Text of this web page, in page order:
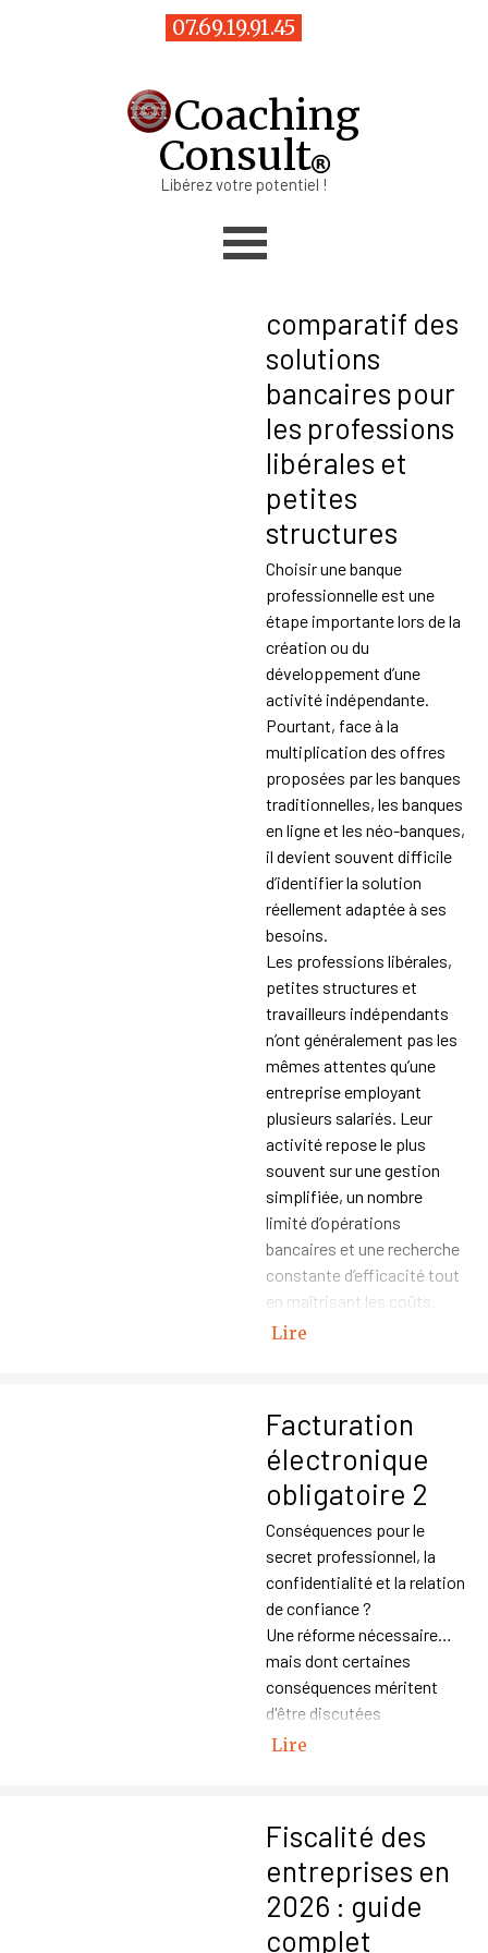
07.69.19.91.45
Coaching
Consult
Libérez votre potentiel !
comparatif des
solutions
bancaires pour
les professions
libérales et
petites
structures
Choisir une banque
professionnelle est une
étape importante lors de la
création ou du
développement d’une
activité indépendante.
Pourtant, face à la
multiplication des offres
proposées par les banques
traditionnelles, les banques
en ligne et les néo-banques,
il devient souvent difficile
d’identifier la solution
réellement adaptée à ses
besoins.
Les professions libérales,
petites structures et
travailleurs indépendants
n’ont généralement pas les
mêmes attentes qu’une
entreprise employant
plusieurs salariés. Leur
activité repose le plus
souvent sur une gestion
simplifiée, un nombre
limité d’opérations
bancaires et une recherche
constante d’efficacité tout
en maîtrisant les coûts.
Lire
Facturation
électronique
obligatoire 2
Conséquences pour le
secret professionnel, la
confidentialité et la relation
de confiance ?
Une réforme nécessaire…
mais dont certaines
conséquences méritent
d'être discutées
Lire
Fiscalité des
entreprises en
2026 : guide
complet